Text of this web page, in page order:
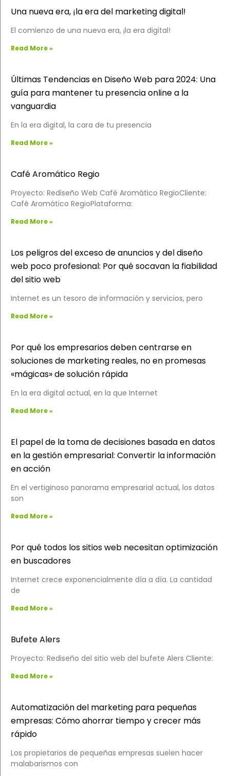
Una nueva era, ¡la era del marketing digital!
El comienzo de una nueva era, ¡la era digital!
Read More »
Últimas Tendencias en Diseño Web para 2024: Una
guía para mantener tu presencia online a la
vanguardia
En la era digital, la cara de tu presencia
Read More »
Café Aromático Regio
Proyecto: Rediseño Web Café Aromático RegioCliente:
Café Aromático RegioPlataforma:
Read More »
Los peligros del exceso de anuncios y del diseño
web poco profesional: Por qué socavan la fiabilidad
del sitio web
Internet es un tesoro de información y servicios, pero
Read More »
Por qué los empresarios deben centrarse en
soluciones de marketing reales, no en promesas
«mágicas» de solución rápida
En la era digital actual, en la que Internet
Read More »
El papel de la toma de decisiones basada en datos
en la gestión empresarial: Convertir la información
en acción
En el vertiginoso panorama empresarial actual, los datos
son
Read More »
Por qué todos los sitios web necesitan optimización
en buscadores
Internet crece exponencialmente día a día. La cantidad
de
Read More »
Bufete Alers
Proyecto: Rediseño del sitio web del bufete Alers Cliente:
Read More »
Automatización del marketing para pequeñas
empresas: Cómo ahorrar tiempo y crecer más
rápido
Los propietarios de pequeñas empresas suelen hacer
malabarismos con